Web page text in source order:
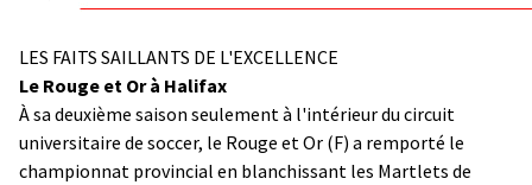
LES FAITS SAILLANTS DE L'EXCELLENCE
Le Rouge et Or à Halifax
À sa deuxième saison seulement à l'intérieur du circuit
universitaire de soccer, le Rouge et Or (F) a remporté le
championnat provincial en blanchissant les Martlets de